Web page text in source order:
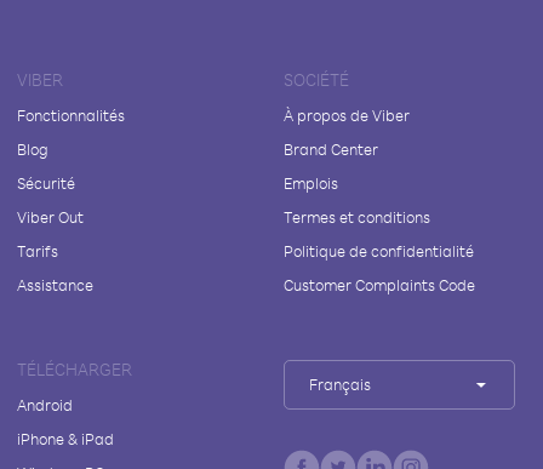
VIBER
Fonctionnalités
Blog
Sécurité
Viber Out
Tarifs
Assistance
SOCIÉTÉ
À propos de Viber
Brand Center
Emplois
Termes et conditions
Politique de confidentialité
Customer Complaints Code
TÉLÉCHARGER
Android
iPhone & iPad
Français